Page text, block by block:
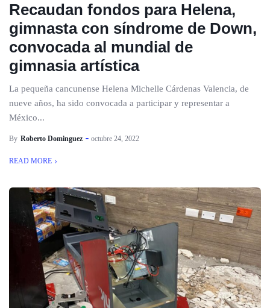
Recaudan fondos para Helena,
gimnasta con síndrome de Down,
convocada al mundial de
gimnasia artística
La pequeña cancunense Helena Michelle Cárdenas Valencia, de
nueve años, ha sido convocada a participar y representar a
México...
By Roberto Dominguez octubre 24, 2022
READ MORE